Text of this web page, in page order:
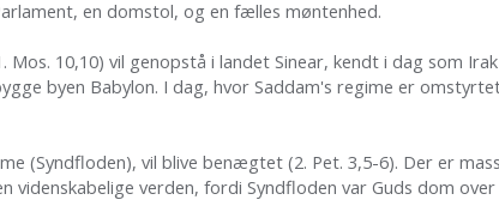
en domstol, og en fælles møntenhed.
10,10) vil genopstå i landet Sinear, kendt i dag som Irak
byen Babylon. I dag, hvor Saddam's regime er
(Syndfloden), vil blive benægtet (2. Pet. 3,5-6). Der er
verden, fordi Syndfloden var Guds dom over